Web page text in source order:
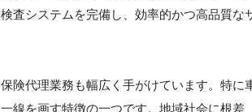
査システムを完備し、効率的かつ高品質な
険代理業務も幅広く手がけています。特に
線を画す特徴の一つです。地域社会に根差